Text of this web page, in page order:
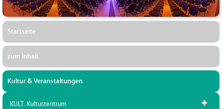
Startseite
zum Inhalt
Kultur & Veranstaltungen
KULT. Kulturzentrum